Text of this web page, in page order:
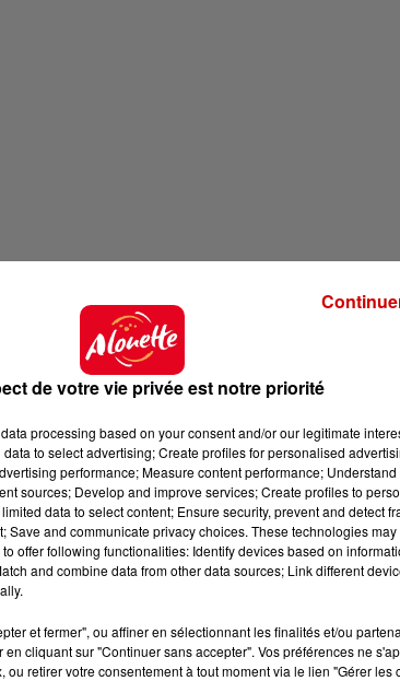
de votre vie privée est notre priorité
processing based on your consent and/or our legitimate
to select advertising; Create profiles for personalised
performance; Measure content performance;
sources; Develop and improve services; Create profiles to
data to select content; Ensure security, prevent and detect
Save and communicate privacy choices. These technologies
offer following functionalities: Identify devices based on
and combine data from other data sources; Link different
et fermer", ou affiner en sélectionnant les finalités et/ou
cliquant sur "Continuer sans accepter". Vos préférences ne
ou retirer votre consentement à tout moment via le lien "Gérer les